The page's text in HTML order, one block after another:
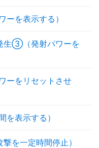
を表示する）
生③（発射パワーを
ーをリセットさせ
表示する）
を一定時間停止）